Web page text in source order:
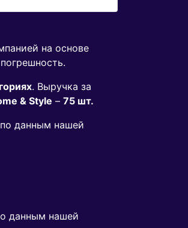
на основе
. Выручка за
& Style – 75 шт.
данным нашей
данным нашей